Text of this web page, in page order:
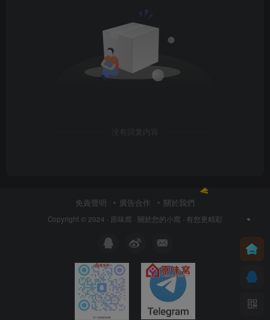
没有回复内容
免責聲明 廣告合作 關於我們
Copyright © 2024 · 原味窩 · 關於您的小窩 · 有您更精彩